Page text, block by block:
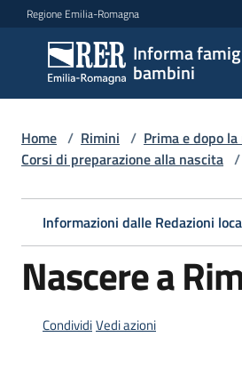
Vai al contenuto
Vai alla navigazione
Vai al footer
Regione Emilia-Romagna
Informa
bambini
Informa
famiglie
e
bambini
Argomenti
Servizi
Centri
Home / Rimini / Prima e dopo
Corsi di preparazione alla nascita /
Informazioni dalle Redazioni
Nascere a
CondividiVedi azioni